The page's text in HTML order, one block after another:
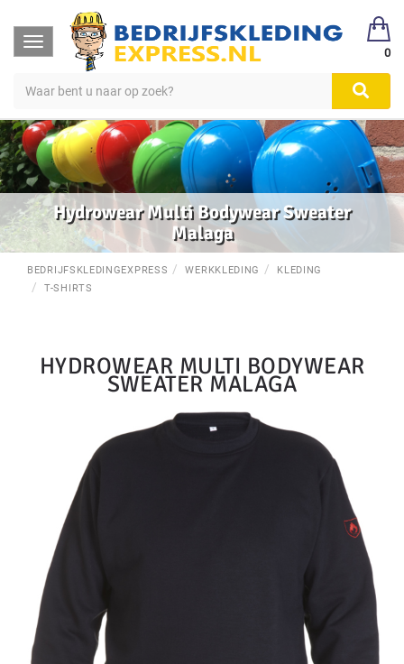
Toggle
navigation
0
Hydrowear Multi Bodywear Sweater
Malaga
BEDRIJFSKLEDINGEXPRESS WERKKLEDING
KLEDING
T-SHIRTS
HYDROWEAR MULTI BODYWEAR
SWEATER MALAGA